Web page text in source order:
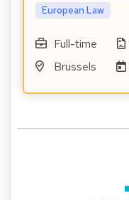
European Law
Full-time
Brussels